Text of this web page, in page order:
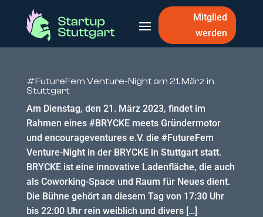
Mitglied
werden
#FutureFem Venture-Night am 21. März in
Stuttgart
Am Dienstag, den 21. März 2023, findet im
Rahmen eines #BRYCKE meets Gründermotor
und encourageventures e.V. die #FutureFem
Venture-Night in der BRYCKE in Stuttgart statt.
BRYCKE ist eine innovative Ladenfläche, die auch
als Coworking-Space und Raum für Neues dient.
Die Bühne gehört an diesem Tag von 17:30 Uhr
bis 22:00 Uhr rein weiblich und divers […]